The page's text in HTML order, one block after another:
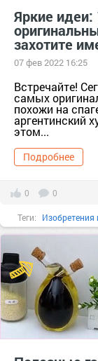
Яркие идеи:
захотите
07 фев 2022 16:25
Встречайте!
самых
похожи на
аргентинский
этом...
Подробнее
0 0
Теги: Изобретения